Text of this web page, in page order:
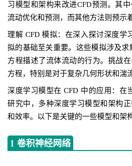
习模型和架构来改进CFD预测。其
流动优化和预测，而其他方法则预示
理解 CFD 模拟：在深入探讨深度学
拟的基础至关重要。这些模拟涉及
方程描述了流体流动的行为。挑战
方程，特别是对于复杂几何形状和湍
深度学习模型在 CFD 中的应用：在
研究中，多种深度学习模型和架构
和效率。以下是关键的一些模型和架
1 卷积神经网络